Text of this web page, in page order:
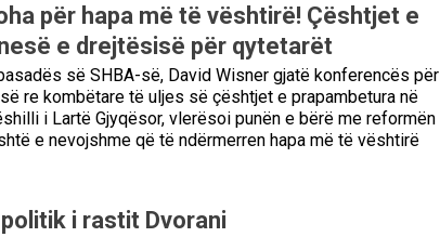
për hapa më të vështirë! Çështjet e
e drejtësisë për qytetarët
së SHBA-së, David Wisner gjatë konferencës për
re kombëtare të uljes së çështjet e prapambetura në
i Lartë Gjyqësor, vlerësoi punën e bërë me reformën
e nevojshme që të ndërmerren hapa më të vështirë
i rastit Dvorani